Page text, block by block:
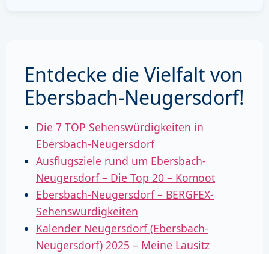
Entdecke die Vielfalt von
Ebersbach-Neugersdorf!
Die 7 TOP Sehenswürdigkeiten in
Ebersbach-Neugersdorf
Ausflugsziele rund um Ebersbach-
Neugersdorf – Die Top 20 – Komoot
Ebersbach-Neugersdorf – BERGFEX-
Sehenswürdigkeiten
Kalender Neugersdorf (Ebersbach-
Neugersdorf) 2025 – Meine Lausitz